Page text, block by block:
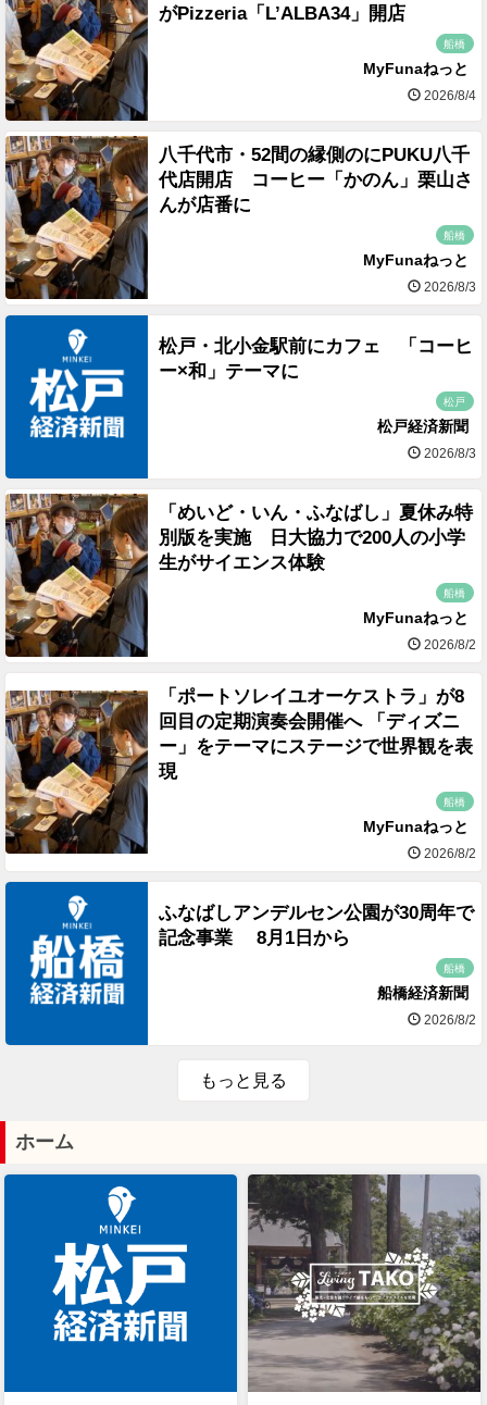
がPizzeria「L’ALBA34」開店
船橋
MyFunaねっと
2026/8/4
八千代市・52間の縁側のにPUKU八千
代店開店 コーヒー「かのん」栗山さ
んが店番に
船橋
MyFunaねっと
2026/8/3
松戸・北小金駅前にカフェ 「コーヒ
ー×和」テーマに
松戸
松戸経済新聞
2026/8/3
「めいど・いん・ふなばし」夏休み特
別版を実施 日大協力で200人の小学
生がサイエンス体験
船橋
MyFunaねっと
2026/8/2
「ポートソレイユオーケストラ」が8
回目の定期演奏会開催へ 「ディズニ
ー」をテーマにステージで世界観を表
現
船橋
MyFunaねっと
2026/8/2
ふなばしアンデルセン公園が30周年で
記念事業 8月1日から
船橋
船橋経済新聞
2026/8/2
もっと見る
ホーム